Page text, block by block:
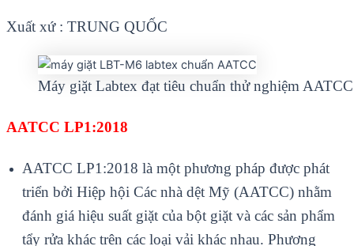
Xuất xứ : TRUNG QUỐC
Máy giặt Labtex đạt tiêu chuẩn thử nghiệm AATCC
AATCC LP1:2018
AATCC LP1:2018 là một phương pháp được phát
triển bởi Hiệp hội Các nhà dệt Mỹ (AATCC) nhằm
đánh giá hiệu suất giặt của bột giặt và các sản phẩm
tẩy rửa khác trên các loại vải khác nhau. Phương